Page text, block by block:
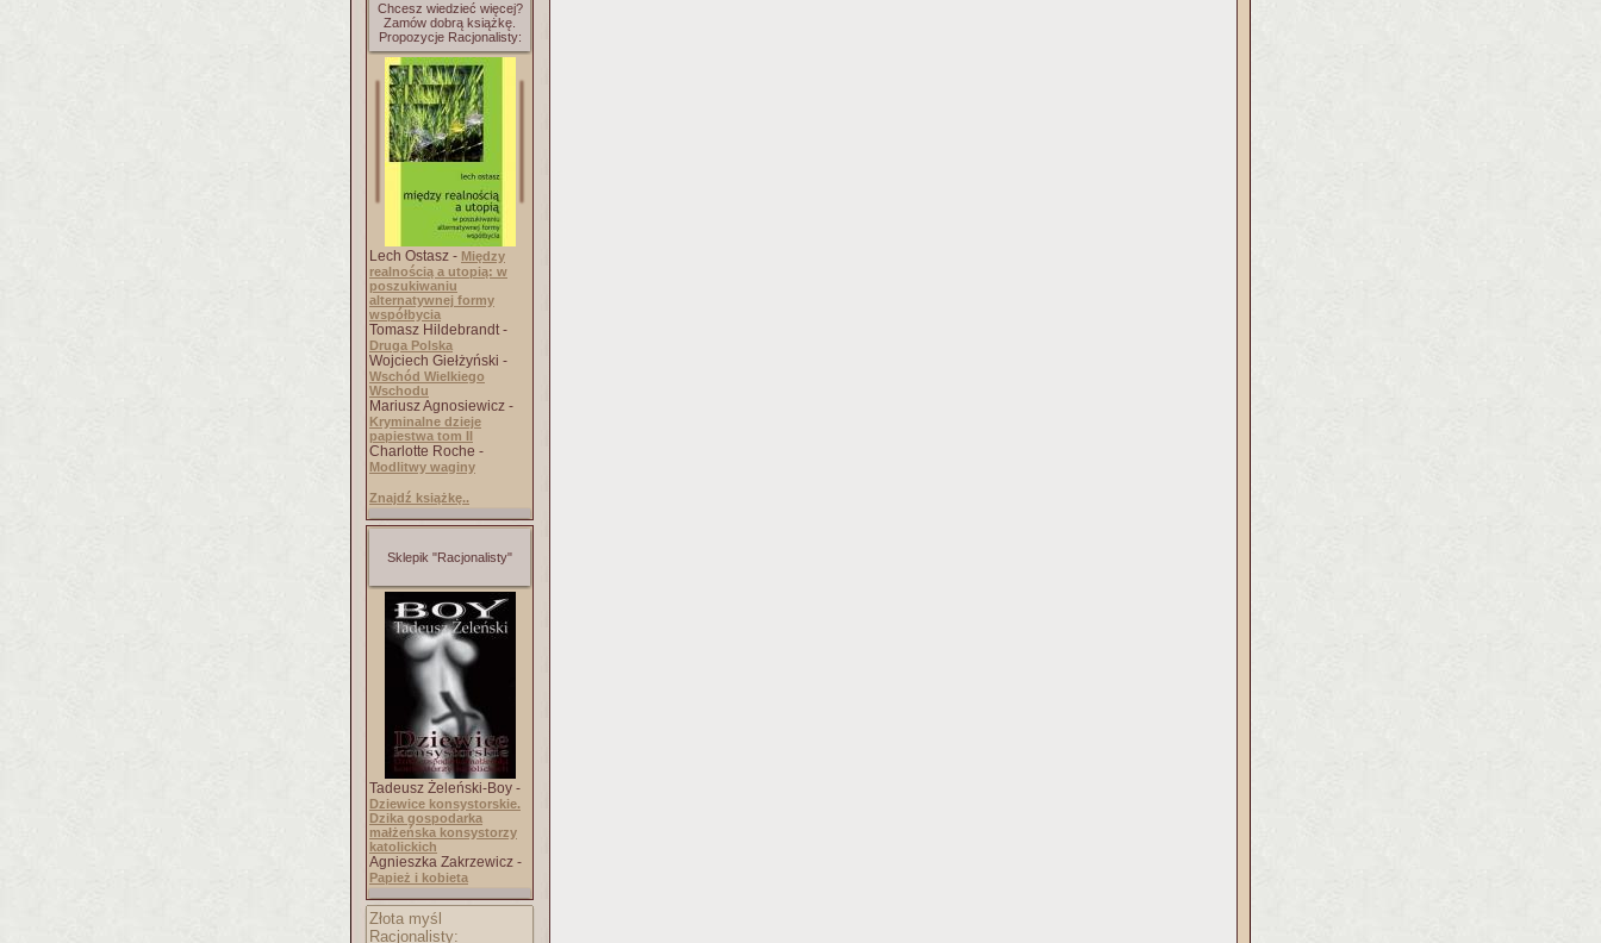
Chcesz wiedzieć więcej?
Zamów dobrą książkę.
Propozycje Racjonalisty:
Lech Ostasz - Między
realnością a utopią: w
poszukiwaniu
alternatywnej formy
współbycia
Tomasz Hildebrandt -
Druga Polska
Wojciech Giełżyński -
Wschód Wielkiego
Wschodu
Mariusz Agnosiewicz -
Kryminalne dzieje
papiestwa tom II
Charlotte Roche -
Modlitwy waginy
Znajdź książkę..
Sklepik "Racjonalisty"
Tadeusz Żeleński-Boy -
Dziewice konsystorskie.
Dzika gospodarka
małżeńska konsystorzy
katolickich
Agnieszka Zakrzewicz -
Papież i kobieta
Złota myśl
Racjonalisty: